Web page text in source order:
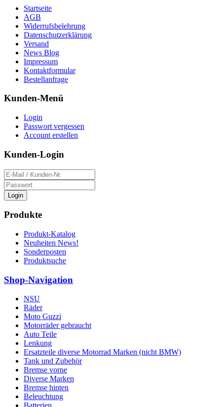
Startseite
AGB
Widerrufsbelehrung
Datenschutzerklärung
Versand
News Blog
Impressum
Kontaktformular
Bestellanfrage
Kunden-Menü
Login
Passwort vergessen
Account erstellen
Kunden-Login
Login
Produkte
Produkt-Katalog
Neuheiten News!
Sonderposten
Produktsuche
Shop-Navigation
NSU
Räder
Moto Guzzi
Motorräder gebraucht
Auto Teile
Lenkung
Ersatzteile diverse Motorrad Marken (nicht BMW)
Tank und Zubehör
Bremse vorne
Diverse Marken
Bremse hinten
Beleuchtung